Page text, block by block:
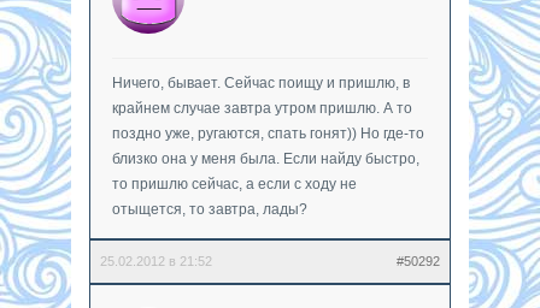
Ничего, бывает. Сейчас поищу и пришлю, в
крайнем случае завтра утром пришлю. А то
поздно уже, ругаются, спать гонят)) Но где-то
близко она у меня была. Если найду быстро,
то пришлю сейчас, а если с ходу не
отыщется, то завтра, лады?
25.02.2012 в 21:52 #50292